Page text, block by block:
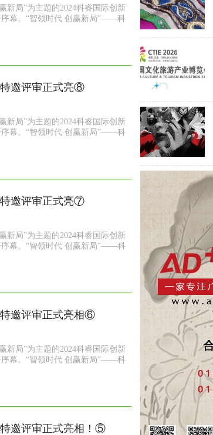
新局”为主题的2024科睿国际创新
幕。“智领时代 创赢新局”——科
特邀评审正式亮⑧
新局”为主题的2024科睿国际创新
幕。“智领时代 创赢新局”——科
特邀评审正式亮⑦
新局”为主题的2024科睿国际创新
幕。“智领时代 创赢新局”——科
特邀评审正式亮相⑥
新局”为主题的2024科睿国际创新
幕。“智领时代 创赢新局”——科
邀评审正式亮相！⑤